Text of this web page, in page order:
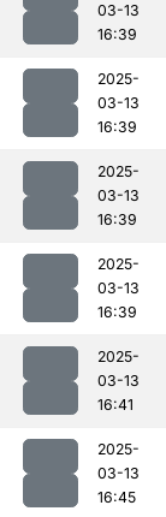
03-13
16:39
2025-
03-13
16:39
2025-
03-13
16:39
2025-
03-13
16:39
2025-
03-13
16:41
2025-
03-13
16:45